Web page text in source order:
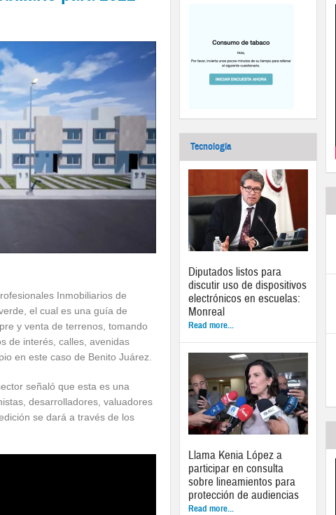
Inmobiliarios de
el cual es una guía de
y venta de terrenos, tomando
de interés, calles, avenidas
en este caso de Benito Juárez.
señaló que esta es una
desarrolladores, valuadores
se dará a través de los
Tecnología
Diputados listos para
discutir uso de dispositivos
electrónicos en escuelas:
Monreal
Read more...
Llama Kenia López a
participar en consulta
sobre lineamientos para
protección de audiencias
Read more...